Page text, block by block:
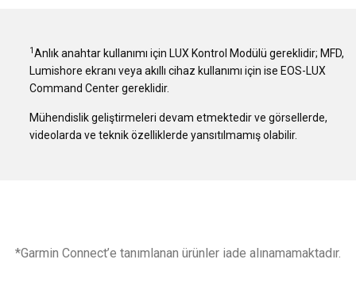
1Anlık anahtar kullanımı için LUX Kontrol Modülü gereklidir; MFD,
Lumishore ekranı veya akıllı cihaz kullanımı için ise EOS-LUX
Command Center gereklidir.
Mühendislik geliştirmeleri devam etmektedir ve görsellerde,
videolarda ve teknik özelliklerde yansıtılmamış olabilir.
*Garmin Connect’e tanımlanan ürünler iade alınamamaktadır.